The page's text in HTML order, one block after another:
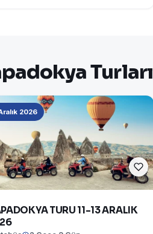
Turları
2026
TURU 11-13 ARALIK